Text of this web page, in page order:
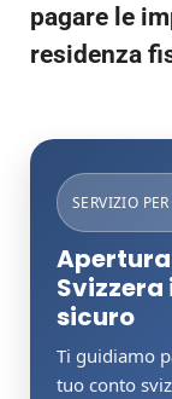
pagare le
residenza
SERVIZIO
Svizzera
sicuro
Ti guidiamo
tuo conto